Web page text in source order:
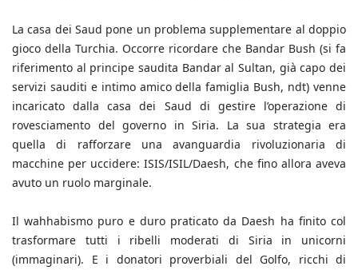
La casa dei Saud pone un problema supplementare al doppio
gioco della Turchia. Occorre ricordare che Bandar Bush (si fa
riferimento al principe saudita Bandar al Sultan, già capo dei
servizi sauditi e intimo amico della famiglia Bush, ndt) venne
incaricato dalla casa dei Saud di gestire l’operazione di
rovesciamento del governo in Siria. La sua strategia era
quella di rafforzare una avanguardia rivoluzionaria di
macchine per uccidere: ISIS/ISIL/Daesh, che fino allora aveva
avuto un ruolo marginale.
Il wahhabismo puro e duro praticato da Daesh ha finito col
trasformare tutti i ribelli moderati di Siria in unicorni
(immaginari). E i donatori proverbiali del Golfo, ricchi di